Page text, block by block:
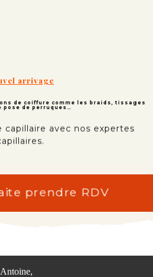
arrivage
de coiffure comme les braids, tissages
pose de perruques…
capillaire avec nos expertes
prendre RDV